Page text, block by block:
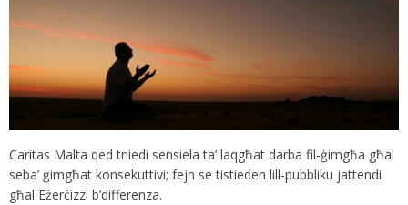
Caritas Malta qed tniedi sensiela ta’ laqgħat darba fil-ġimgħa għal
seba’ ġimgħat konsekuttivi; fejn se tistieden lill-pubbliku jattendi
għal Eżerċizzi b’differenza.